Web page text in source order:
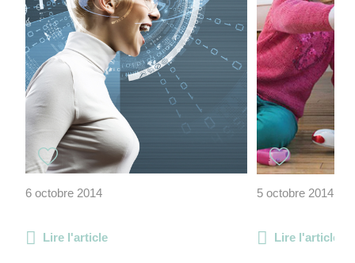
6 octobre 2014
Lire l'article
5 octobre 2014
Lire l'article